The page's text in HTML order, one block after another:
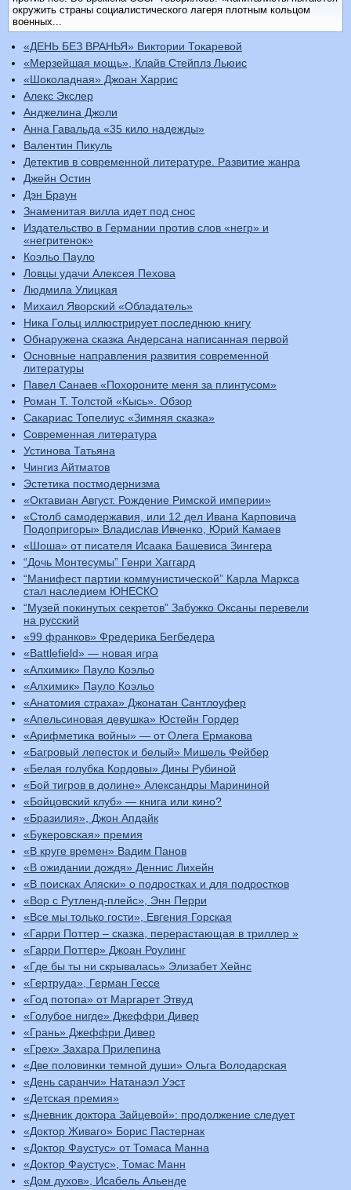
окружить страны социалистического лагеря плотным кольцом
военных...
«ДЕНЬ БЕЗ ВРАНЬЯ» Виктории Токаревой
«Мерзейшая мощь», Клайв Стейплз Льюис
«Шоколадная» Джоан Харрис
Алекс Экслер
Анджелина Джоли
Анна Гавальда «35 кило надежды»
Валентин Пикуль
Детектив в современной литературе. Развитие жанра
Джейн Остин
Дэн Браун
Знаменитая вилла идет под снос
Издательство в Германии против слов «негр» и
«негритенок»
Коэльо Пауло
Ловцы удачи Алексея Пехова
Людмила Улицкая
Михаил Яворский «Обладатель»
Ника Гольц иллюстрирует последнюю книгу
Обнаружена сказка Андерсана написанная первой
Основные направления развития современной
литературы
Павел Санаев «Похороните меня за плинтусом»
Роман Т. Толстой «Кысь». Обзор
Сакариас Топелиус «Зимняя сказка»
Современная литература
Устинова Татьяна
Чингиз Айтматов
Эстетика постмодернизма
«Октавиан Август. Рождение Римской империи»
«Столб самодержавия, или 12 дел Ивана Карповича
Подопригоры» Владислав Ивченко, Юрий Камаев
«Шоша» от писателя Исаака Башевиса Зингера
“Дочь Монтесумы” Генри Хаггард
“Манифест партии коммунистической” Карла Маркса
стал наследием ЮНЕСКО
“Музей покинутых секретов” Забужко Оксаны перевели
на русский
«99 франков» Фредерика Бегбедера
«Battlefield» — новая игра
«Алхимик» Пауло Коэльо
«Алхимик» Пауло Коэльо
«Анатомия страха» Джонатан Сантлоуфер
«Апельсиновая девушка» Юстейн Гордер
«Арифметика войны» — от Олега Ермакова
«Багровый лепесток и белый» Мишель Фейбер
«Белая голубка Кордовы» Дины Рубиной
«Бой тигров в долине» Александры Марининой
«Бойцовский клуб» — книга или кино?
«Бразилия», Джон Апдайк
«Букеровская» премия
«В круге времен» Вадим Панов
«В ожидании дождя» Деннис Лихейн
«В поисках Аляски» о подростках и для подростков
«Вор с Рутленд-плейс», Энн Перри
«Все мы только гости», Евгения Горская
«Гарри Поттер – сказка, перерастающая в триллер »
«Гарри Поттер» Джоан Роулинг
«Где бы ты ни скрывалась» Элизабет Хейнс
«Гертруда», Герман Гессе
«Год потопа» от Маргарет Этвуд
«Голубое нигде» Джеффри Дивер
«Грань» Джеффри Дивер
«Грех» Захара Прилепина
«Две половинки темной души» Ольга Володарская
«День саранчи» Натанаэл Уэст
«Детская премия»
«Дневник доктора Зайцевой»: продолжение следует
«Доктор Живаго» Борис Пастернак
«Доктор Фаустус» от Томаса Манна
«Доктор Фаустус», Томас Манн
«Дом духов», Исабель Альенде